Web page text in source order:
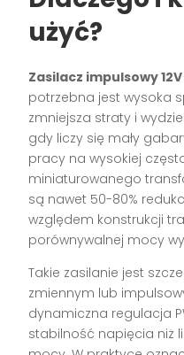
użyć?
Zasilacz impulsowy 12V
potrzebna jest wysoka
zmniejsza straty i
gdy liczy się mały
pracy na wysokiej
miniaturowanego
są nawet 50-80%
względem konstrukcji
porównywalnej mocy
Takie zasilanie jest
zmiennym lub
dynamiczna regulacja
stabilność napięcia niż